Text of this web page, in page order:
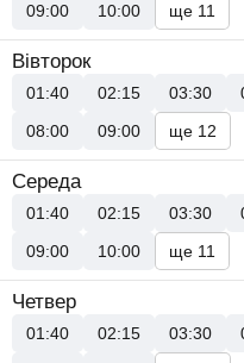
09:00
10:00 ще 11
Вівторок
01:40 02:15 03:30
08:00
09:00 ще 12
Середа
01:40 02:15 03:30
09:00
10:00 ще 11
Четвер
01:40 02:15 03:30